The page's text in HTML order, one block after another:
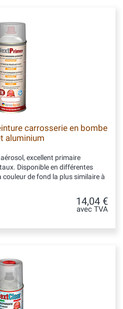
carrosserie en bombe
aluminium
excellent primaire
Disponible en différentes
de fond la plus similaire à
14,04 €
avec TVA